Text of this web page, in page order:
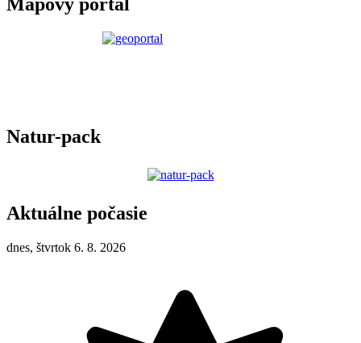
Natur-pack
Aktuálne počasie
dnes, štvrtok 6. 8. 2026